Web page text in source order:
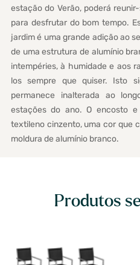
estação do Verão, poderá
para desfrutar do bom tempo.
jardim é uma grande adição ao
de uma estrutura de alumínio
intempéries, à humidade e aos
los sempre que quiser. Isto
permanece inalterada ao
estações do ano. O encosto
textileno cinzento, uma cor que
moldura de alumínio branco.
Produtos